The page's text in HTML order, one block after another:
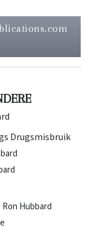
Drugsmisbruik
Hubbard